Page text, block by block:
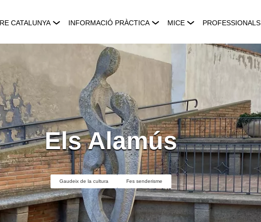
CATALUNYA INFORMACIÓ PRÀCTICA MICE PROFESSIONALS
Els Alamús
Gaudeix de la cultura Fes senderisme